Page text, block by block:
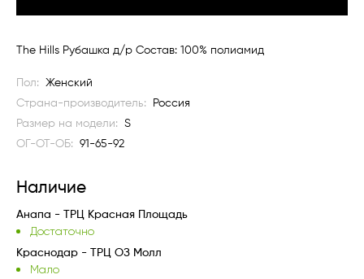
The Hills Рубашка д/р Состав: 100% полиамид
Пол:
Женский
Страна-производитель:
Россия
Размер на модели:
S
ОГ-ОТ-ОБ:
91-65-92
Наличие
Анапа - ТРЦ Красная Площадь
Достаточно
Краснодар - ТРЦ ОЗ Молл
Мало